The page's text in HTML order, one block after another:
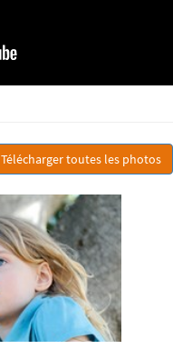
Télécharger toutes les photos